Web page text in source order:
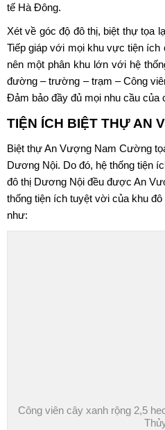
tế Hà Đông.
Xét về góc độ đô thị, biệt thự tọa
Tiếp giáp với mọi khu vực tiện
nên một phân khu lớn với hệ
đường – trường – trạm – Công
Đảm bảo đầy đủ mọi nhu cầu của
TIỆN ÍCH BIỆT THỰ AN
Biệt thự An Vượng Nam Cường
Dương Nội. Do đó, hệ thống tiện
đô thị Dương Nội đều được An
thống tiện ích tuyệt vời của khu
như:
Công viên cây xanh rộng 2,5